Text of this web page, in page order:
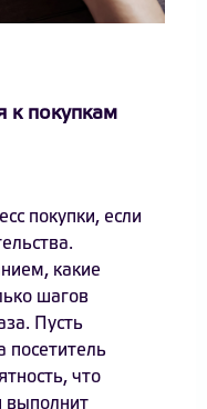
к покупкам
покупки, если
какие
шагов
Пусть
посетитель
что
выполнит